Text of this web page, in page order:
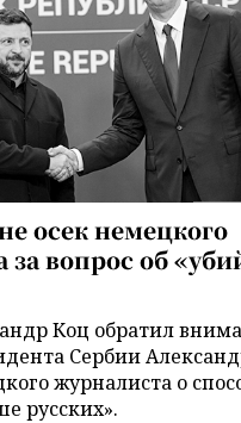
осек немецкого
вопрос об
Коц обратил
Сербии
журналиста о
русских».